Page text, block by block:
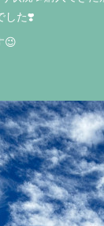
した❣️
😉